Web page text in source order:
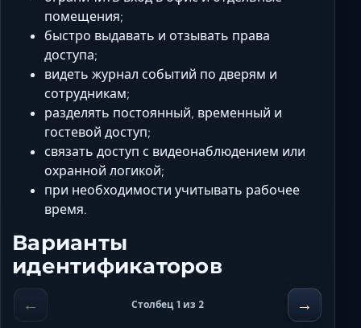
помещения;
быстро выдавать и отзывать права
доступа;
видеть журнал событий по дверям и
сотрудникам;
разделять постоянный, временный и
гостевой доступ;
связать доступ с видеонаблюдением или
охранной логикой;
при необходимости учитывать рабочее
время.
Варианты
идентификаторов
← Столбец 1 из 2 →